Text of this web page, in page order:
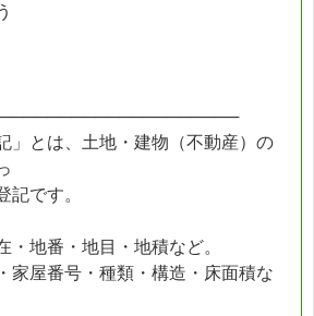
」とは、土地・建物（不動産）の
記です。
・地番・地目・地積など。
家屋番号・種類・構造・床面積な